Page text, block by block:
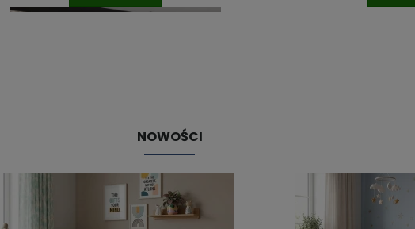
Łóżko tapicerowane z pojemnikiem Cosenza
1 699,00 zł
NOWOŚCI